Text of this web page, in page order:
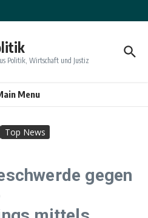
Politik, Wirtschaft und Justiz
Menu
Top News
gegen